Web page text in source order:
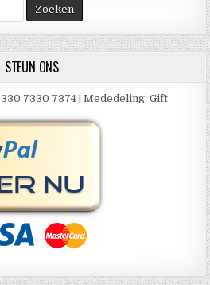
STEUN ONS
7330 7374 | Mededeling: Gift